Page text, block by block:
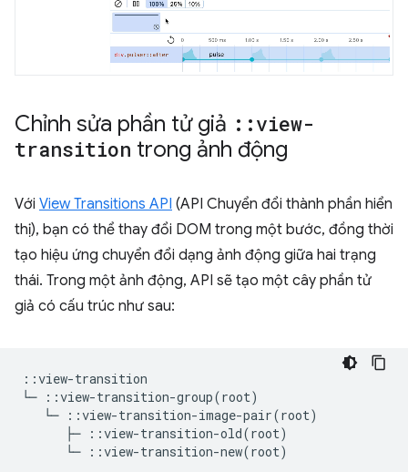
Chỉnh sửa phần tử giả ::view-
transition trong ảnh động
Với View Transitions API (API Chuyển đổi thành phần hiển
thị), bạn có thể thay đổi DOM trong một bước, đồng thời
tạo hiệu ứng chuyển đổi dạng ảnh động giữa hai trạng
thái. Trong một ảnh động, API sẽ tạo một cây phần tử
giả có cấu trúc như sau:
::view-transition
└─ ::view-transition-group(root)
   └─ ::view-transition-image-pair(root)
      ├─ ::view-transition-old(root)